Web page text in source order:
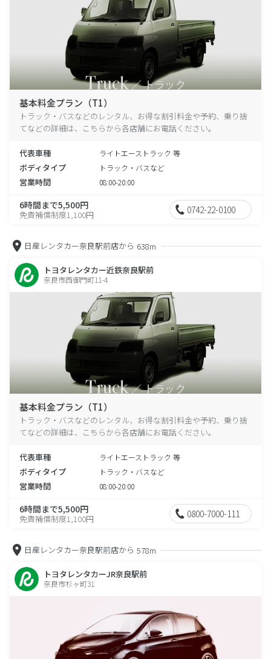
基本料金プラン（T1）
トラック・バスなどのレンタル、お得な割引料金や予約、乗り捨
てなどの詳細は、こちらから各店舗にお電話ください。
代表車種 ライトエーストラック 等
ボディタイプ トラック・バスなど
営業時間 08:00-20:00
6時間まで5,500円
免責補償制度1,100円 0742-22-0100
日産レンタカー奈良駅前店から 638m
トヨタレンタカー近鉄奈良駅前
奈良市西御門町11-4
基本料金プラン（T1）
トラック・バスなどのレンタル、お得な割引料金や予約、乗り捨
てなどの詳細は、こちらから各店舗にお電話ください。
代表車種 ライトエーストラック 等
ボディタイプ トラック・バスなど
営業時間 08:00-20:00
6時間まで5,500円
免責補償制度1,100円 0800-7000-111
日産レンタカー奈良駅前店から 578m
トヨタレンタカーJR奈良駅前
奈良市杉ヶ町31